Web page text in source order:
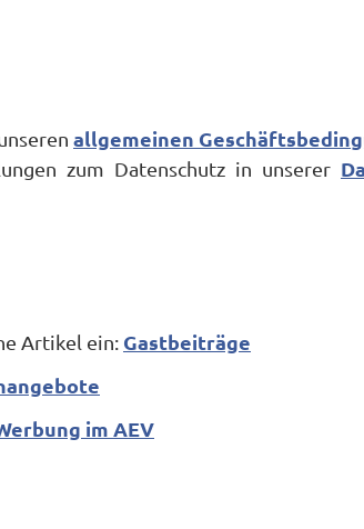
allgemeinen
zum Datenschutz in unserer
Artikel ein: Gastbeiträge
im AEV